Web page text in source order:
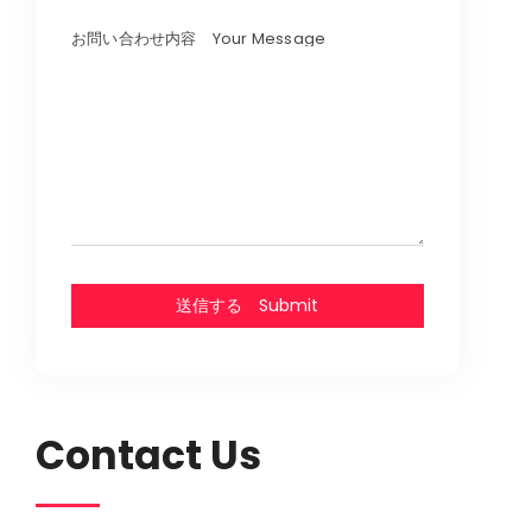
お問い合わせ内容 Your Message
送信する Submit
Contact Us